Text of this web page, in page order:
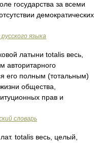
государства за всеми
демократических
языка
латыни totalis весь,
авторитарного
его полным (тотальным)
общества,
прав и
словарь
totalis весь, целый,